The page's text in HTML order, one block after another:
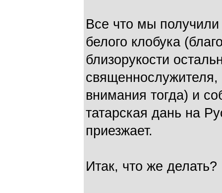
Все что мы
белого клобука
близорукости
священнослужителя,
внимания тогда) и
татарская дань на
приезжает.
Итак, что же делать?